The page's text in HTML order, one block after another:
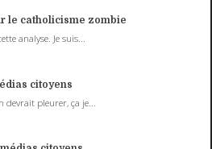
le catholicisme zombie
analyse. Je suis...
citoyens
pleurer, ça je...